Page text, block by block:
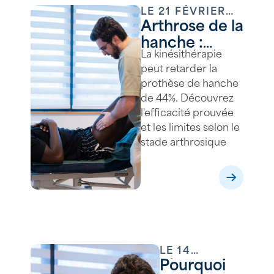
LE21 FÉVRIER
2026
Arthrose de la
hanche :
peut-on
éviter la
prothèse
grâce à la
kinésithérapie
?
La kinésithérapie
peut retarder la
prothèse de hanche
de 44%. Découvrez
l'efficacité prouvée
et les limites selon le
stade arthrosique
LE14
FÉVRIER
Pourquoi